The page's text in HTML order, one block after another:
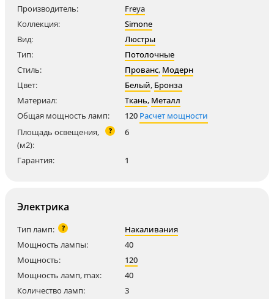
Производитель:
Freya
Коллекция:
Simone
Вид:
Люстры
Тип:
Потолочные
Стиль:
Прованс, Модерн
Цвет:
Белый, Бронза
Материал:
Ткань, Металл
Общая мощность ламп:
120 Расчет мощности
Площадь освещения,
(м2):
? 6
Гарантия: 1
Электрика
Тип ламп: ?
Накаливания
Мощность лампы:
40
Мощность:
120
Мощность ламп, max:
40
Количество ламп:
3